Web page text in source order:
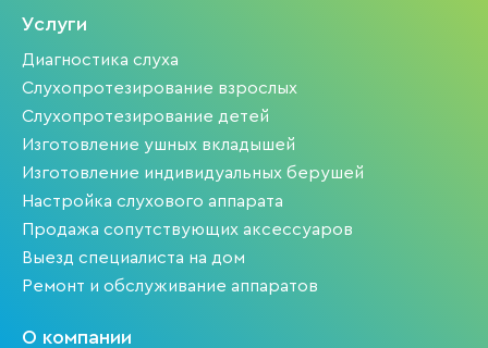
Услуги
Диагностика слуха
Слухопротезирование взрослых
Слухопротезирование детей
Изготовление ушных вкладышей
Изготовление индивидуальных берушей
Настройка слухового аппарата
Продажа сопутствующих аксессуаров
Выезд специалиста на дом
Ремонт и обслуживание аппаратов
О компании